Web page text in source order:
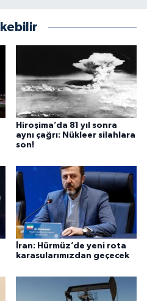
Hiroşima’da 81 yıl sonra
aynı çağrı: Nükleer silahlara
son!
İran: Hürmüz’de yeni rota
karasularımızdan geçecek